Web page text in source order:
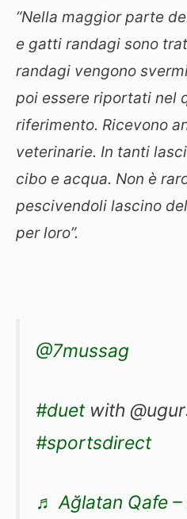
“Nella maggior parte
e gatti randagi sono
randagi vengono
poi essere riportati nel
riferimento. Ricevono
veterinarie. In tanti
cibo e acqua. Non è
pescivendoli lascino
per loro”.
@7mussag
#duet with
#sportsdirect
♬ Ağlatan Qafe –